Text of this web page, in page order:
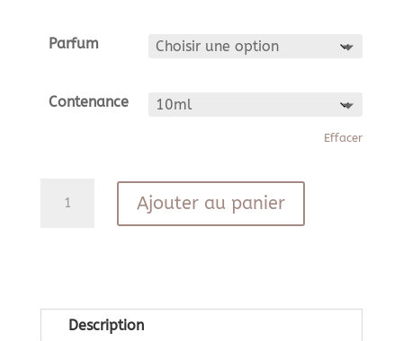
Parfum
Contenance
Effacer
Ajouter au panier
Description